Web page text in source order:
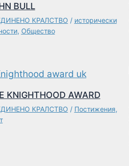
BULL
КРАЛСТВО / исторически
, Общество
KNIGHTHOOD AWARD
КРАЛСТВО / Постижения,